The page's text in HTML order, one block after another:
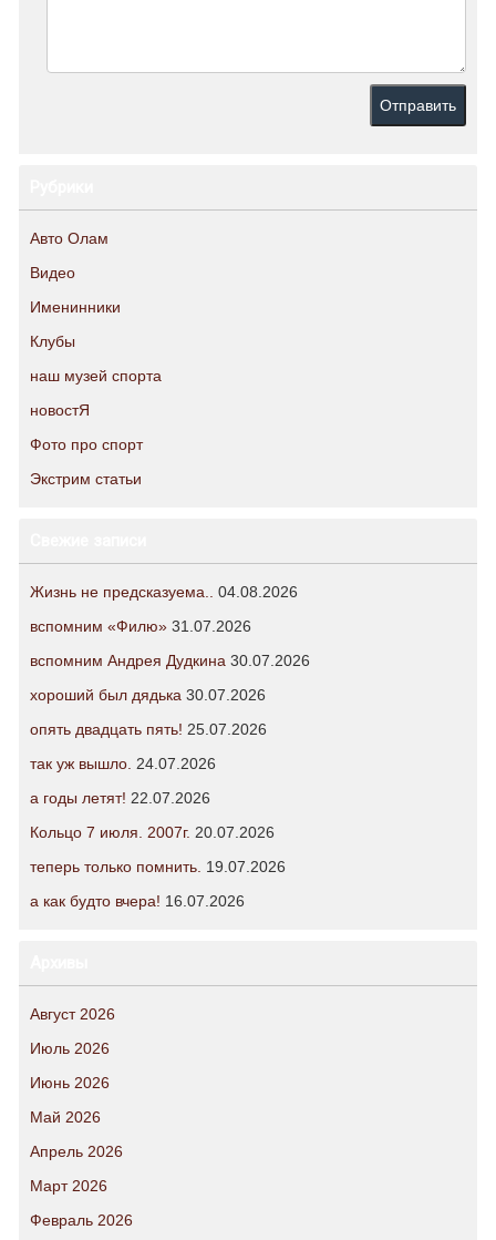
Авто Олам
Видео
Именинники
Клубы
наш музей спорта
новостЯ
Фото про спорт
Экстрим статьи
Жизнь не предсказуема..
04.08.2026
вспомним «Филю» 31.07.2026
вспомним Андрея Дудкина 30.07.2026
хороший был дядька 30.07.2026
опять двадцать пять! 25.07.2026
так уж вышло. 24.07.2026
а годы летят! 22.07.2026
Кольцо 7 июля. 2007г. 20.07.2026
теперь только помнить. 19.07.2026
а как будто вчера! 16.07.2026
Август 2026
Июль 2026
Июнь 2026
Май 2026
Апрель 2026
Март 2026
Февраль 2026